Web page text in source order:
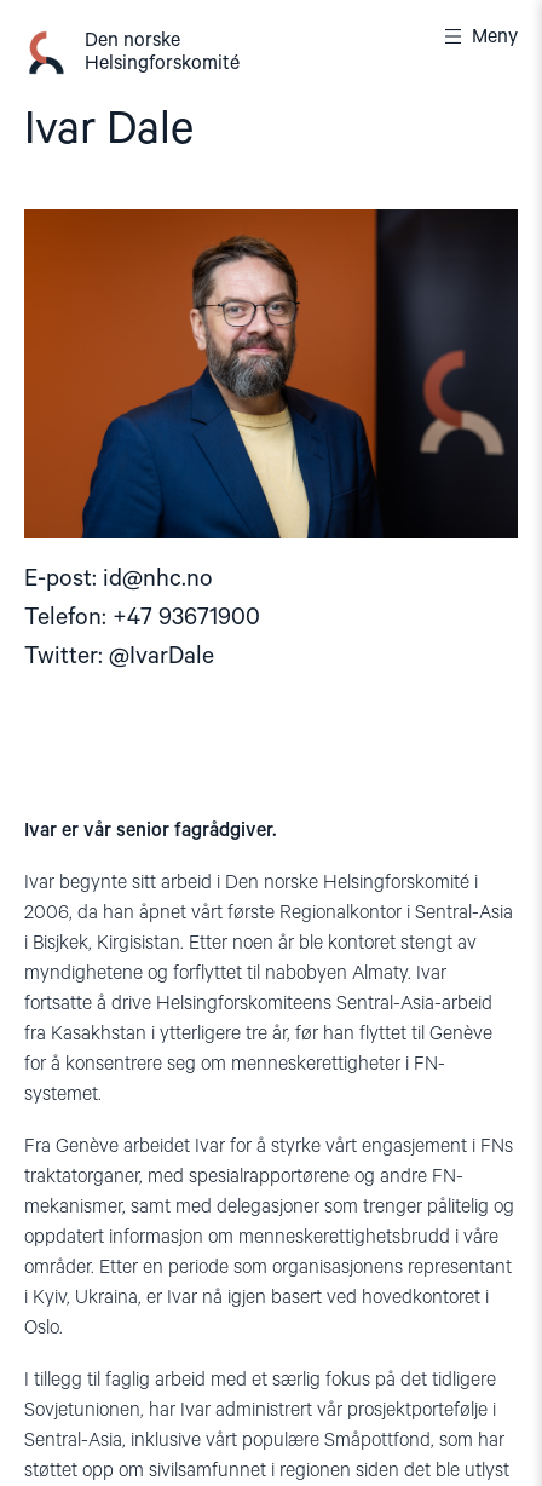
innhold
Den norske
Helsingforskomité
Meny
Ivar Dale
E-post: id@nhc.no
Telefon: +47 93671900
Twitter: @IvarDale
Ivar er vår senior fagrådgiver.
Ivar begynte sitt arbeid i Den norske Helsingforskomité i
2006, da han åpnet vårt første Regionalkontor i Sentral-Asia
i Bisjkek, Kirgisistan. Etter noen år ble kontoret stengt av
myndighetene og forflyttet til nabobyen Almaty. Ivar
fortsatte å drive Helsingforskomiteens Sentral-Asia-arbeid
fra Kasakhstan i ytterligere tre år, før han flyttet til Genève
for å konsentrere seg om menneskerettigheter i FN-
systemet.
Fra Genève arbeidet Ivar for å styrke vårt engasjement i FNs
traktatorganer, med spesialrapportørene og andre FN-
mekanismer, samt med delegasjoner som trenger pålitelig og
oppdatert informasjon om menneskerettighetsbrudd i våre
områder. Etter en periode som organisasjonens representant
i Kyiv, Ukraina, er Ivar nå igjen basert ved hovedkontoret i
Oslo.
I tillegg til faglig arbeid med et særlig fokus på det tidligere
Sovjetunionen, har Ivar administrert vår prosjektportefølje i
Sentral-Asia, inklusive vårt populære Småpottfond, som har
støttet opp om sivilsamfunnet i regionen siden det ble utlyst